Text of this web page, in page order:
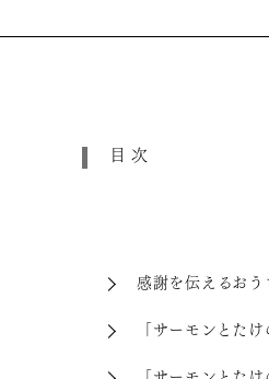
目次
感謝を伝えるおう
「サーモンとた